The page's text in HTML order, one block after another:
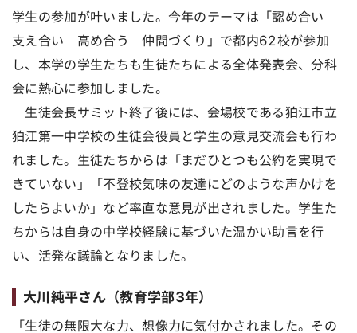
学生の参加が叶いました。今年のテーマは「認め合い
支え合い 高め合う 仲間づくり」で都内62校が参加
し、本学の学生たちも生徒たちによる全体発表会、分科
会に熱心に参加しました。
生徒会長サミット終了後には、会場校である狛江市立
狛江第一中学校の生徒会役員と学生の意見交流会も行わ
れました。生徒たちからは「まだひとつも公約を実現で
きていない」「不登校気味の友達にどのような声かけを
したらよいか」など率直な意見が出されました。学生た
ちからは自身の中学校経験に基づいた温かい助言を行
い、活発な議論となりました。
大川純平さん（教育学部3年）
「生徒の無限大な力、想像力に気付かされました。その